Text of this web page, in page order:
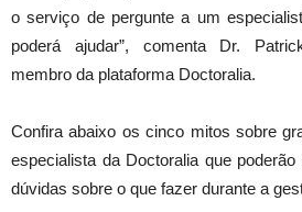
o serviço de pergunte a um
poderá ajudar”, comenta Dr.
membro da plataforma Doctoralia.
Confira abaixo os cinco mitos sobre
especialista da Doctoralia que
dúvidas sobre o que fazer durante a